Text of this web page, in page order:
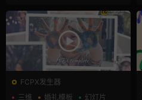
FCPX发生器
三维
婚礼模板 幻灯片